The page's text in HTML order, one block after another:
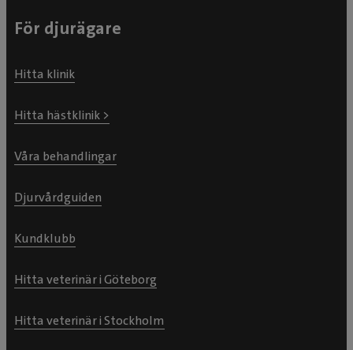
För djurägare
Hitta klinik
Hitta hästklinik >
Våra behandlingar
Djurvårdguiden
Kundklubb
Hitta veterinär i Göteborg
Hitta veterinär i Stockholm